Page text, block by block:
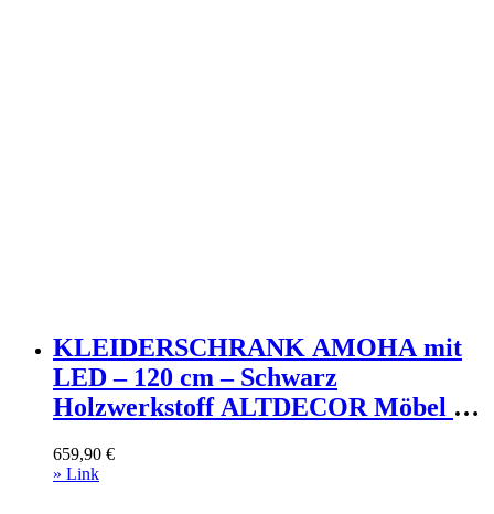
KLEIDERSCHRANK AMOHA mit
LED – 120 cm – Schwarz
Holzwerkstoff ALTDECOR Möbel >
Schwebetürenschränke Schwarz
659,90 €
» Link